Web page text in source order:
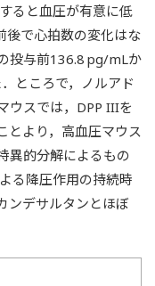
ると血圧が有意に低
後で心拍数の変化はな
投与前136.8 pg/mLか
ところで，ノルアド
ウスでは，DPP IIIを
とより，高血圧マウス
異的分解によるもの
る降圧作用の持続時
ンデサルタンとほぼ